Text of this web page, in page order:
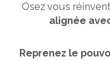
Osez vous
alignée
Reprenez le